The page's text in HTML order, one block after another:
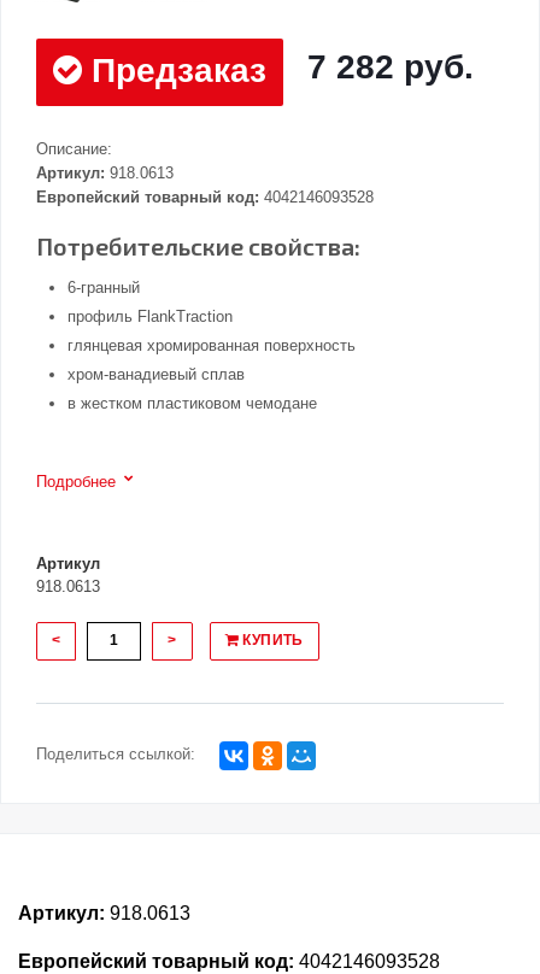
Предзаказ 7 282 руб.
Описание:
Артикул: 918.0613
Европейский товарный код: 4042146093528
Потребительские свойства:
6-гранный
профиль FlankTraction
глянцевая хромированная поверхность
хром-ванадиевый сплав
в жестком пластиковом чемодане
Подробнее
Артикул
918.0613
< > КУПИТЬ
Поделиться ссылкой:
Артикул: 918.0613
Европейский товарный код: 4042146093528